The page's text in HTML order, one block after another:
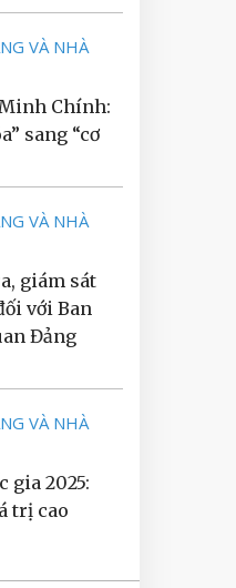
VÀ NHÀ
Chính:
sang “cơ
VÀ NHÀ
giám sát
với Ban
Đảng
VÀ NHÀ
gia 2025:
trị cao